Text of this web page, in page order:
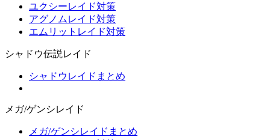
ユクシーレイド対策
アグノムレイド対策
エムリットレイド対策
シャドウ伝説レイド
シャドウレイドまとめ
メガ/ゲンシレイド
メガ/ゲンシレイドまとめ